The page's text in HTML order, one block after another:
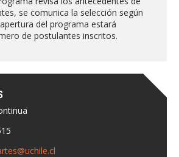
se comunica la selección según
del programa estará
de postulantes inscritos.